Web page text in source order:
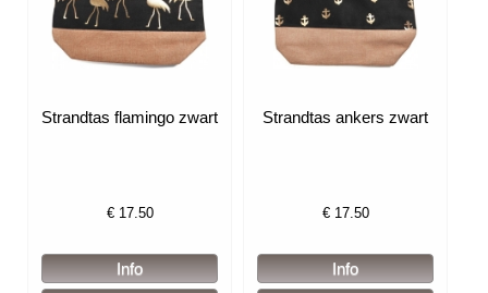
Strandtas flamingo zwart
€ 17.50
Strandtas ankers zwart
€ 17.50